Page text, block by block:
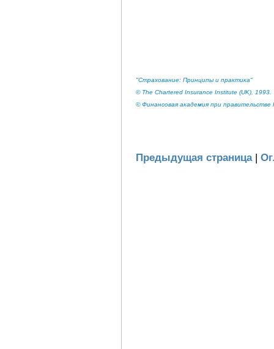
"Страхование: Принципы и практика"
© The Chartered Insurance Institute (UK), 1993.
© Финансовая академия при правительстве
Предыдущая страница|